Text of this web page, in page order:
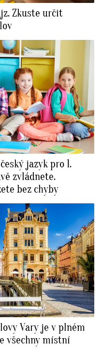
Zkuste určit
jazyk pro 1.
zvládnete.
bez chyby
Vary je v plném
všechny místní